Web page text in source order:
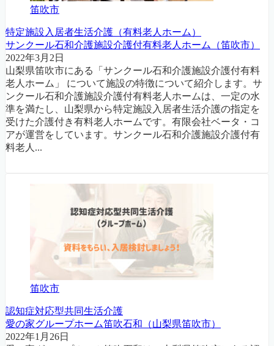
笛吹市
特定施設入居者生活介護（有料老人ホーム）
サンクール石和介護施設介護付有料老人ホーム（笛吹市）
2022年3月2日
山梨県笛吹市にある「サンクール石和介護施設介護付有料
老人ホーム」 について施設の特徴について紹介します。サ
ンクール石和介護施設介護付有料老人ホームは、一定の水
準を満たし、山梨県から特定施設入居者生活介護の指定を
受けた介護付き有料老人ホームです。有限会社ベータ・コ
アが運営をしています。サンクール石和介護施設介護付有
料老人...
笛吹市
認知症対応型共同生活介護
愛の家グループホーム笛吹石和（山梨県笛吹市）
2022年1月26日